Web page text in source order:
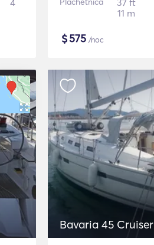
4
37 ft
11 m
$575 /noc
Bavaria 45 Cruiser